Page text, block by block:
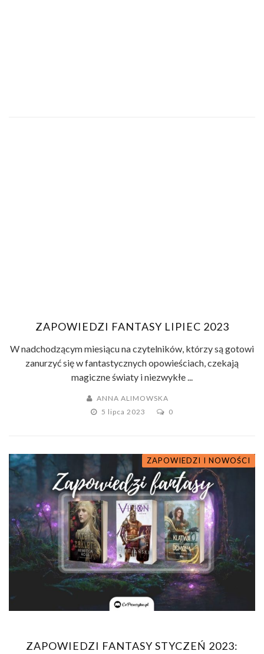
ZAPOWIEDZI FANTASY LIPIEC 2023
W nadchodzącym miesiącu na czytelników, którzy są gotowi
zanurzyć się w fantastycznych opowieściach, czekają
magiczne światy i niezwykłe ...
ANNA ALIMOWSKA
5 lipca 2023
0
ZAPOWIEDZI I NOWOŚCI
ZAPOWIEDZI FANTASY STYCZEŃ 2023: